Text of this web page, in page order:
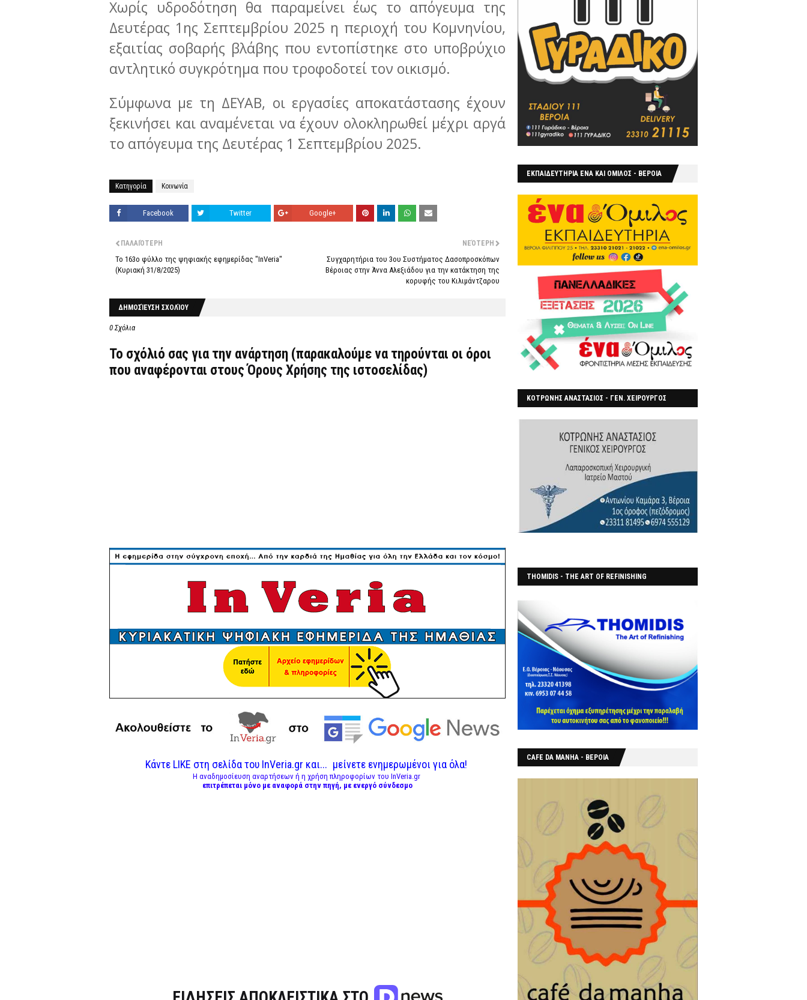
Χωρίς υδροδότηση θα παραμείνει έως το απόγευμα της
Δευτέρας 1ης Σεπτεμβρίου 2025 η περιοχή του Κομνηνίου,
εξαιτίας σοβαρής βλάβης που εντοπίστηκε στο υποβρύχιο
αντλητικό συγκρότημα που τροφοδοτεί τον οικισμό.
Σύμφωνα με τη ΔΕΥΑΒ, οι εργασίες αποκατάστασης έχουν
ξεκινήσει και αναμένεται να έχουν ολοκληρωθεί μέχρι αργά
το απόγευμα της Δευτέρας 1 Σεπτεμβρίου 2025.
Κατηγορία Κοινωνία
Facebook Twitter Google+
ΝΕΌΤΕΡΗ
Συγχαρητήρια του 3ου Συστήματος Δασοπροσκόπων
Βέροιας στην Άννα Αλεξιάδου για την κατάκτηση της
κορυφής του Κιλιμάντζαρου
ΠΑΛΑΙΌΤΕΡΗ
Το 163ο φύλλο της ψηφιακής εφημερίδας "InVeria"
(Κυριακή 31/8/2025)
ΔΗΜΟΣΊΕΥΣΗ ΣΧΟΛΊΟΥ
0 Σχόλια
Το σχόλιό σας για την ανάρτηση (παρακαλούμε να τηρούνται οι όροι
που αναφέρονται στουςΌρους Χρήσης της ιστοσελίδας)
Κάντε LIKE στη σελίδα του InVeria.gr και... μείνετε ενημερωμένοι για όλα!
Η αναδημοσίευση αναρτήσεων ή η χρήση πληροφορίων του InVeria.gr
επιτρέπεται μόνο με αναφορά στην πηγή, με ενεργό σύνδεσμο
ΕΚΠΑΙΔΕΥΤΗΡΙΑ ΕΝΑ ΚΑΙ ΟΜΙΛΟΣ - ΒΕΡΟΙΑ
ΚΟΤΡΩΝΗΣ ΑΝΑΣΤΑΣΙΟΣ - ΓΕΝ. ΧΕΙΡΟΥΡΓΟΣ
THOMIDIS - THE ART OF REFINISHING
CAFE DA MANHA - ΒΕΡΟΙΑ